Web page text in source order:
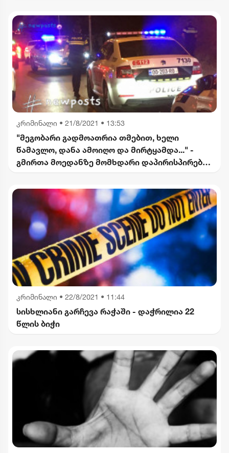
კრიმინალი • 21/8/2021 • 13:53
"მეგობარი გადმოათრია თმებით, ხელი
წამავლო, დანა ამოიღო და მირტყამდა..." -
გმირთა მოედანზე მომხდარი დაპირისპირების
კრიმინალი • 22/8/2021 • 11:44
სისხლიანი გარჩევა რაჭაში - დაჭრილია 22
წლის ბიჭი